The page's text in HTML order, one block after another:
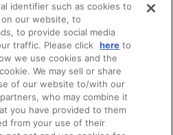
プライバシーポリシー
い合わせ
identifier such as cookies to
our website, to
to provide social media
traffic. Please click here to
we use cookies and the
We may sell or share
of our website to/with our
who may combine it
you have provided to them
from your use of their